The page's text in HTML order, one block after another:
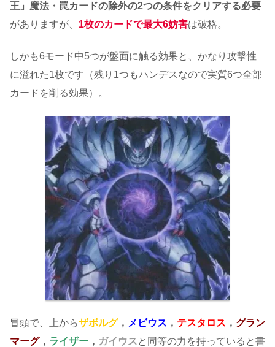
王」魔法・罠カードの除外の2つの条件をクリアする必要
がありますが、 1枚のカードで最大6妨害は破格。
しかも6モード中5つが盤面に触る効果と、かなり攻撃性
に溢れた1枚です（残り1つもハンデスなので実質6つ全部
カードを削る効果）。
冒頭で、上からザボルグ， メビウス ， テスタロス ， グラン
マーグ， ライザー ， ガイウス と同等の力を持っていると書